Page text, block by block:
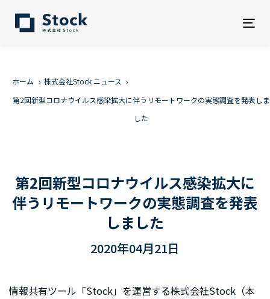
ホーム
株式会社Stock ニュース
第2回新型コロナウイルス感染拡大に伴うリモートワークの実態調査を発表しま
した
第2回新型コロナウイルス感染拡大に
伴うリモートワークの実態調査を発表
しました
2020年04月21日
情報共有ツール「Stock」を運営する株式会社Stock（本